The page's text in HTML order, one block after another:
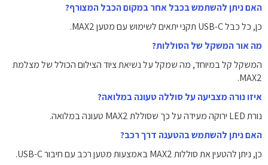
האם ניתן להשתמש בכבל אחר במקום הכבל המצורף?
כן, כל כבל USB-C תקני יתאים לשימוש עם מטען MAX2.
מה אור המשקל של הסוללות?
המשקל קל במיוחד, מה שמקל על נשיאת ציוד הצילום הכולל של מצלמת
MAX2.
איזו נורה מצביעה על סוללה טעונה במלואה?
נורת LED ירוקה מעידה על כך שסוללת MAX2 טעונה במלואה.
האם ניתן להשתמש בהטענה דרך רכב?
כן, ניתן להטעין את סוללות MAX2 באמצעות מטען רכב עם חיבור USB-C.